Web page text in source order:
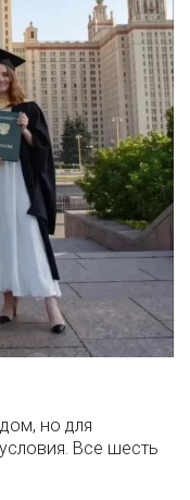
но для
Все шесть